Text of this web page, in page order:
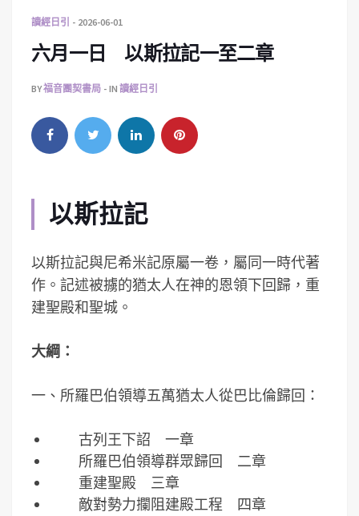
讀經日引 2026-06-01
六月一日 以斯拉記一至二章
BY福音團契書局 IN 讀經日引
以斯拉記
以斯拉記與尼希米記原屬一卷，屬同一時代著
作。記述被擄的猶太人在神的恩領下回歸，重
建聖殿和聖城。
大綱：
一、所羅巴伯領導五萬猶太人從巴比倫歸回：
古列王下詔 一章
所羅巴伯領導群眾歸回 二章
重建聖殿 三章
敵對勢力攔阻建殿工程 四章